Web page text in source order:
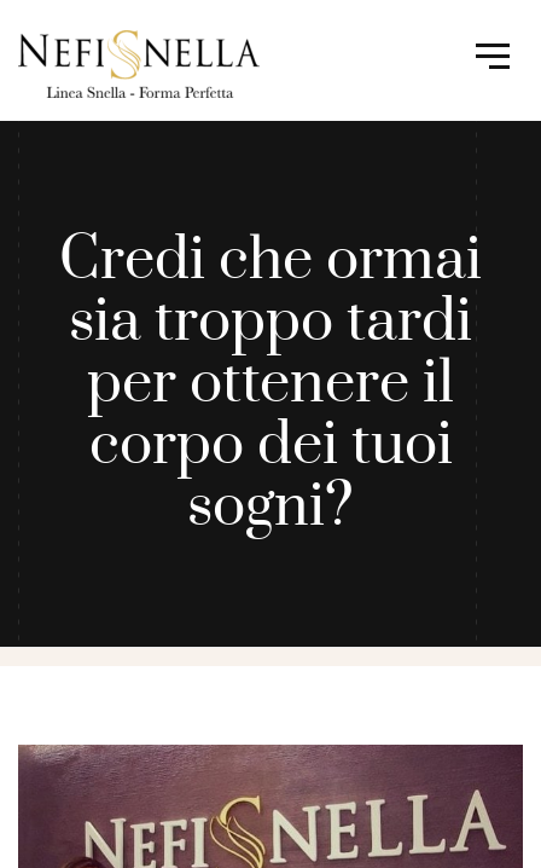
Credi che ormai
sia troppo tardi
per ottenere il
corpo dei tuoi
sogni?